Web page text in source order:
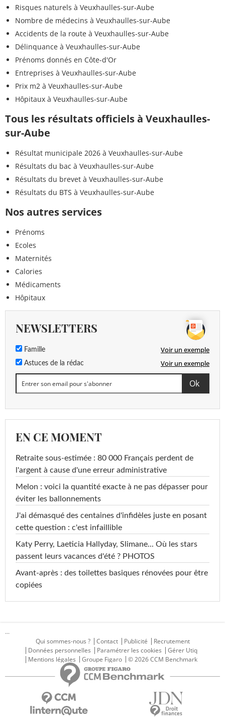
Risques naturels à Veuxhaulles-sur-Aube
Nombre de médecins à Veuxhaulles-sur-Aube
Accidents de la route à Veuxhaulles-sur-Aube
Délinquance à Veuxhaulles-sur-Aube
Prénoms donnés en Côte-d'Or
Entreprises à Veuxhaulles-sur-Aube
Prix m2 à Veuxhaulles-sur-Aube
Hôpitaux à Veuxhaulles-sur-Aube
Tous les résultats officiels à Veuxhaulles-
sur-Aube
Résultat municipale 2026 à Veuxhaulles-sur-Aube
Résultats du bac à Veuxhaulles-sur-Aube
Résultats du brevet à Veuxhaulles-sur-Aube
Résultats du BTS à Veuxhaulles-sur-Aube
Nos autres services
Prénoms
Ecoles
Maternités
Calories
Médicaments
Hôpitaux
NEWSLETTERS
Famille Voir un exemple
Astuces de la rédac Voir un exemple
EN CE MOMENT
Retraite sous-estimée : 80 000 Français perdent de
l'argent à cause d'une erreur administrative
Melon : voici la quantité exacte à ne pas dépasser pour
éviter les ballonnements
J'ai démasqué des centaines d'infidèles juste en posant
cette question : c'est infaillible
Katy Perry, Laeticia Hallyday, Slimane... Où les stars
passent leurs vacances d'été ? PHOTOS
Avant-après : des toilettes basiques rénovées pour être
copiées
...
Qui sommes-nous ?
Contact Publicité
Recrutement
Données personnelles
Paramétrer les cookies
Gérer Utiq
Mentions légales
Groupe Figaro © 2026 CCM Benchmark